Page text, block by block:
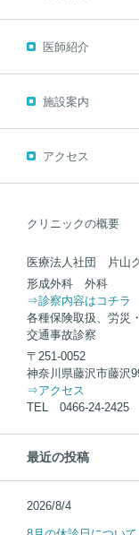
医師紹介
施設案内
アクセス
クリニックの概要
医療法人社団 片山
形成外科 外科
⇒診察内容はコチラ
各種保険取扱、労災
交通事故診察
〒251-0052
神奈川県藤沢市藤沢
⇒アクセス
TEL 0466-24-2425
最近の投稿
2026/8/4